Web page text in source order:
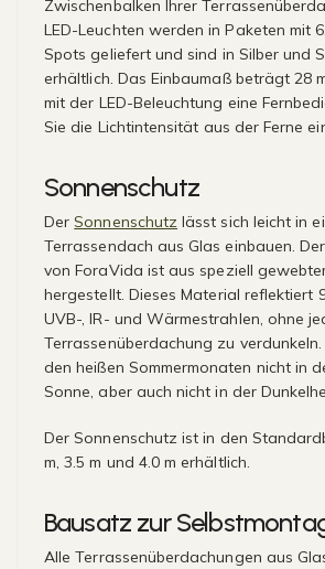
Zwischenbalken Ihrer
LED-Leuchten werden in Paketen mit
Spots geliefert und sind in Silber und
erhältlich. Das Einbaumaß beträgt 28
mit der LED-Beleuchtung eine
Sie die Lichtintensität aus der Ferne
Sonnenschutz
DerSonnenschutz lässt sich leicht in
Terrassendach aus Glas einbauen.
von ForaVida ist aus speziell
hergestellt. Dieses Material reflektiert
UVB-, IR- und Wärmestrahlen, ohne
Terrassenüberdachung zu
den heißen Sommermonaten nicht in
Sonne, aber auch nicht in der
Der Sonnenschutz ist in den
m, 3.5 m und 4.0 m erhältlich.
Bausatz zur
Alle Terrassenüberdachungen aus